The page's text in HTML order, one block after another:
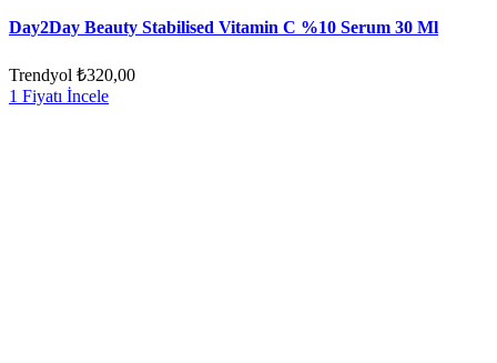
Day2Day Beauty Stabilised Vitamin C %10 Serum 30 Ml
Trendyol ₺320,00
1 Fiyatı İncele